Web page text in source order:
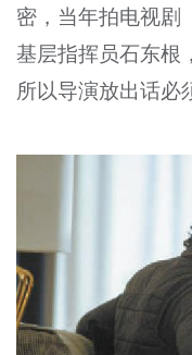
密，当年拍电视剧
基层指挥员石东根
所以导演放出话必